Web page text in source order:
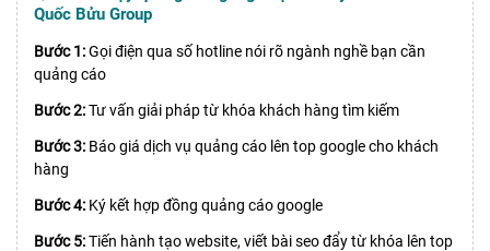
Quốc Bửu Group
Bước 1:Gọi điện qua số hotline nói rõ ngành nghề bạn cần
quảng cáo
Bước 2:Tư vấn giải pháp từ khóa khách hàng tìm kiếm
Bước 3: Báo giá dịch vụ quảng cáo lên top google cho khách
hàng
Bước 4: Ký kết hợp đồng quảng cáo google
Bước 5:Tiến hành tạo website, viết bài seo đẩy từ khóa lên top